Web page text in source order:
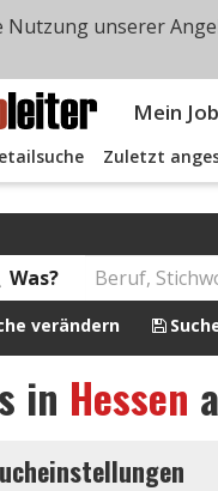
Mein
Zuletzt
Was?
verändern
in Hessen
Nutzung unserer